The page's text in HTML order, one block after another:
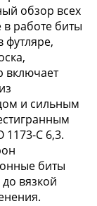
обзор всех
работе биты
футляре,
включает
и сильным
1173-C 6,3.
биты
вязкой